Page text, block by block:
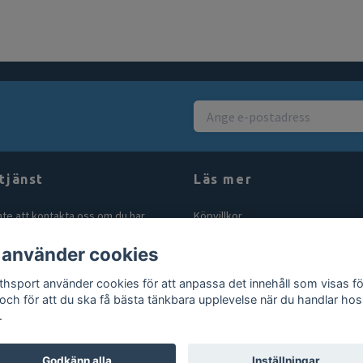
att kontakta oss om du har
vi kan! Maila oss på
Läs mer
Köpvillkor
Gör en retur
cookies
använder cookies för att anpassa det innehåll som visas
för att du ska få bästa tänkbara upplevelse när du handlar hos